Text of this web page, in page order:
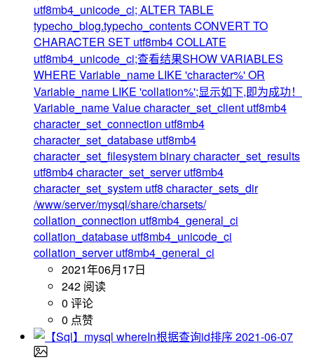
utf8mb4_unicode_ci; ALTER TABLE
typecho_blog.typecho_contents CONVERT TO
CHARACTER SET utf8mb4 COLLATE
utf8mb4_unicode_ci;查看结果SHOW VARIABLES
WHERE Variable_name LIKE 'character%' OR
Variable_name LIKE 'collation%';显示如下,即为成功！
Variable_name Value character_set_client utf8mb4
character_set_connection utf8mb4
character_set_database utf8mb4
character_set_filesystem binary character_set_results
utf8mb4 character_set_server utf8mb4
character_set_system utf8 character_sets_dir
/www/server/mysql/share/charsets/
collation_connection utf8mb4_general_ci
collation_database utf8mb4_unicode_ci
collation_server utf8mb4_general_ci
2021年06月17日
242 阅读
0 评论
0 点赞
2021-06-07